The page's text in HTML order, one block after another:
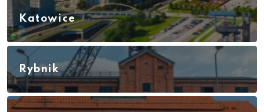
Katowice
Rybnik